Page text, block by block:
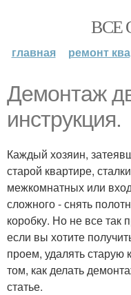
ВСЕ
главная ремонт
Демонтаж
инструкция.
Каждый хозяин,
старой квартире,
межкомнатных или
сложного - снять
коробку. Но не все так
если вы хотите
проем, удалять старую
том, как делать
статье.